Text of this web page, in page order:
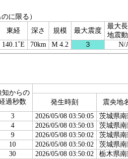
に限る）
東経 深さ 規模 最大震度
最大
地震
140.1˚E 70km M 4.2 ３ N/
知からの
過秒数
発生時刻
震央地
3 2026/05/08 03:50:05 茨城県
4 2026/05/08 03:50:03 茨城県
9 2026/05/08 03:50:02 茨城県
10 2026/05/08 03:50:02 茨城県
30 2026/05/08 03:50:02 栃木県